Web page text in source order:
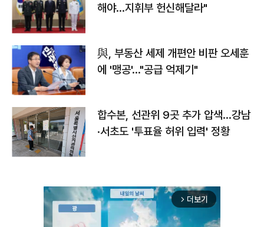
해야…지휘부 헌신해달라"
與, 부동산 세제 개편안 비판 오세훈
에 '맹공'…"공급 억제기"
합수본, 선관위 9곳 추가 압색…강남
·서초도 '투표율 허위 입력' 정황
arrow_forward_ios 더보기